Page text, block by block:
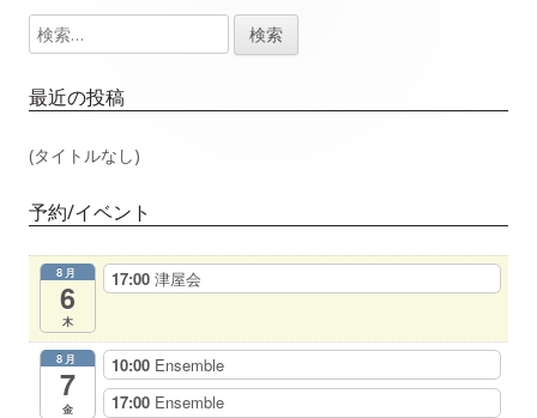
ビ
ゲ
ー
シ
ョ
メ
イ
ン
バ
検
索:
最近の投稿
(タイトルなし)
予約/イベント
8月
6
木
17:00 津屋会
8月
7
金
10:00 Ensemble
17:00 Ensemble